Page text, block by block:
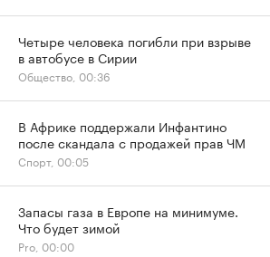
Четыре человека погибли при взрыве
в автобусе в Сирии
Общество, 00:36
В Африке поддержали Инфантино
после скандала с продажей прав ЧМ
Спорт, 00:05
Запасы газа в Европе на минимуме.
Что будет зимой
Pro, 00:00